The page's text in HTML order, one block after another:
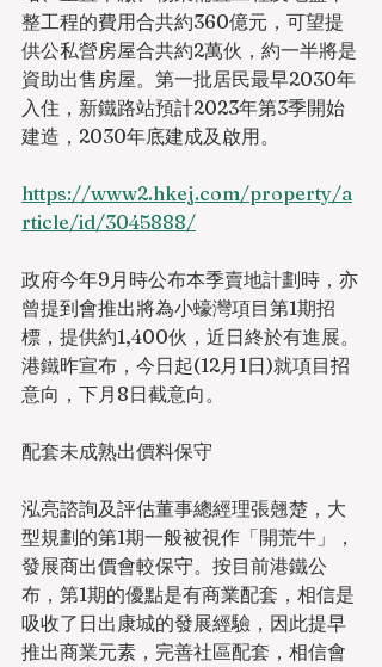
整工程的費用合共約360億元，可望提
供公私營房屋合共約2萬伙，約一半將是
資助出售房屋。第一批居民最早2030年
入住，新鐵路站預計2023年第3季開始
建造，2030年底建成及啟用。
https://www2.hkej.com/property/a
rticle/id/3045888/
政府今年9月時公布本季賣地計劃時，亦
曾提到會推出將為小蠔灣項目第1期招
標，提供約1,400伙，近日終於有進展。
港鐵昨宣布，今日起(12月1日)就項目招
意向，下月8日截意向。
配套未成熟出價料保守
泓亮諮詢及評估董事總經理張翹楚，大
型規劃的第1期一般被視作「開荒牛」，
發展商出價會較保守。按目前港鐵公
布，第1期的優點是有商業配套，相信是
吸收了日出康城的發展經驗，因此提早
推出商業元素，完善社區配套，相信會